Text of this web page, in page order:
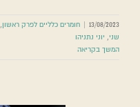
13/08/2023
| חומרים כלליים לפרק ראשון,
שני, יוני נתניהו
המשך בקריאה